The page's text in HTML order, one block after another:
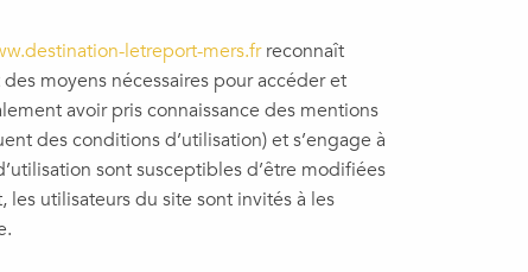
letreport-mers.frreconnaît
moyens nécessaires pour accéder et
avoir pris connaissance des mentions
des conditions d’utilisation) et s’engage à
sont susceptibles d’être modifiées
utilisateurs du site sont invités à les